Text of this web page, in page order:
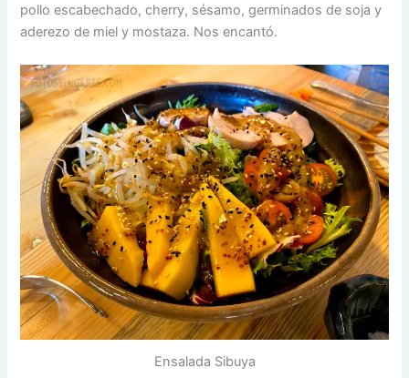
pollo escabechado, cherry, sésamo, germinados de soja y
aderezo de miel y mostaza. Nos encantó.
Ensalada Sibuya